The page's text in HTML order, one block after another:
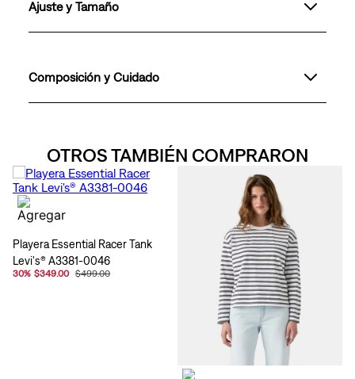
Ajuste y Tamaño
Composición y Cuidado
OTROS TAMBIÉN COMPRARON
Playera Essential Racer Tank
Levi's® A3381-0046
30% $349.00 $499.00